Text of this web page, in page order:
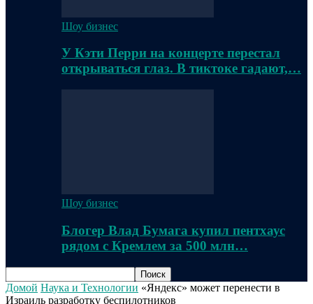
Шоу бизнес
У Кэти Перри на концерте перестал
открываться глаз. В тиктоке гадают,…
Шоу бизнес
Блогер Влад Бумага купил пентхаус
рядом с Кремлем за 500 млн…
Домой Наука и Технологии «Яндекс» может перенести в
Израиль разработку беспилотников